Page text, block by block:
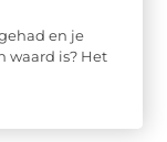
en je
waard is? Het